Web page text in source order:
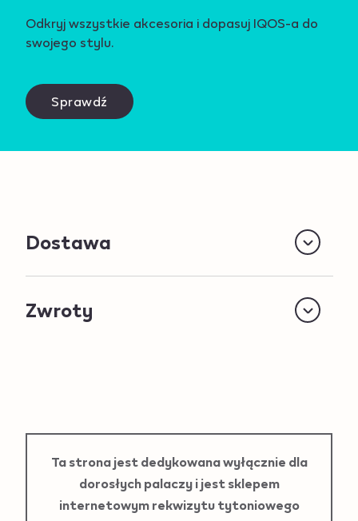
Odkryj wszystkie akcesoria i dopasuj IQOS-a do
swojego stylu.
Sprawdź
Dostawa
Zwroty
Ta strona jest dedykowana wyłącznie dla
dorosłych palaczy i jest sklepem
internetowym rekwizytu tytoniowego